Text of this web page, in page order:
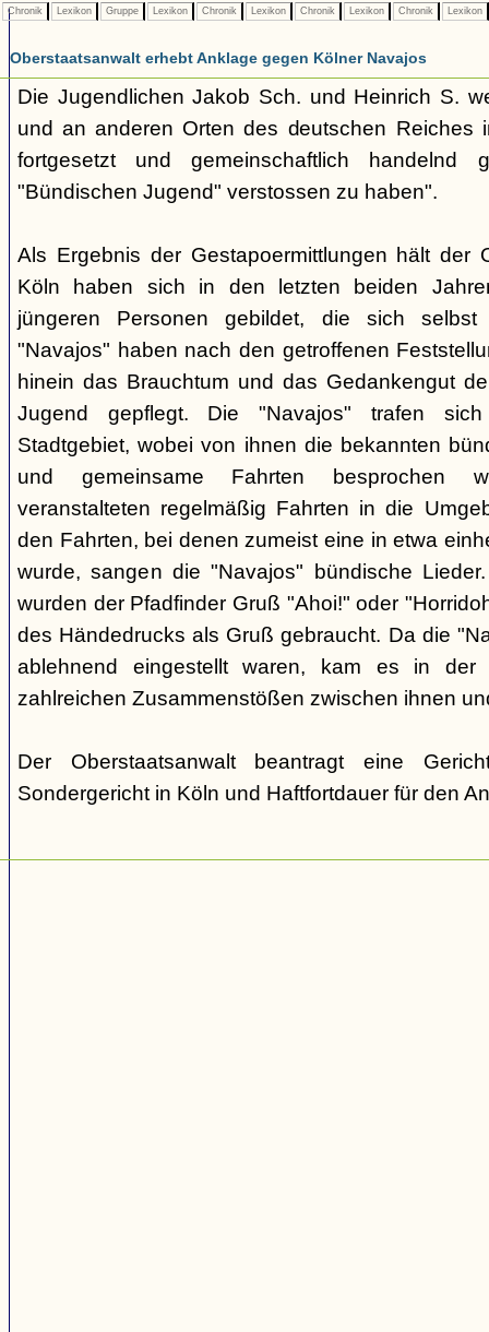
Chronik Lexikon Gruppe Lexikon Chronik Lexikon Chronik Lexikon Chronik Lexikon
Oberstaatsanwalt erhebt Anklage gegen Kölner Navajos
Die Jugendlichen Jakob Sch. und Heinrich S.
und an anderen Orten des deutschen Reiches
fortgesetzt und gemeinschaftlich handelnd
"Bündischen Jugend" verstossen zu haben".
Als Ergebnis der Gestapoermittlungen hält der
Köln haben sich in den letzten beiden
jüngeren Personen gebildet, die sich
"Navajos" haben nach den getroffenen
hinein das Brauchtum und das Gedankengut
Jugend gepflegt. Die "Navajos" trafen
Stadtgebiet, wobei von ihnen die bekannten
und gemeinsame Fahrten besprochen
veranstalteten regelmäßig Fahrten in die
den Fahrten, bei denen zumeist eine in etwa
wurde, sangen die "Navajos" bündische
wurden der Pfadfinder Gruß "Ahoi!" oder
des Händedrucks als Gruß gebraucht. Da die
ablehnend eingestellt waren, kam es in
zahlreichen Zusammenstößen zwischen ihnen
Der Oberstaatsanwalt beantragt eine
Sondergericht in Köln und Haftfortdauer für den